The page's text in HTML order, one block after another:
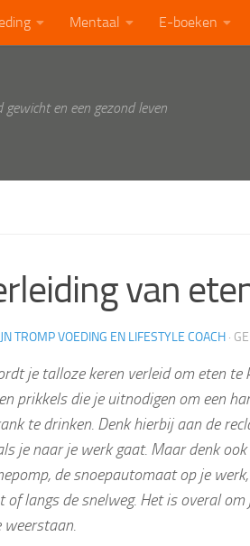
Mentaal E-boeken
gewicht en een gezond leven
van
TROMP VOEDING EN LIFESTYLE COACH ·
je talloze keren verleid om eten te
prikkels die je uitnodigen om een
te drinken. Denk hierbij aan de
je naar je werk gaat. Maar denk
de snoepautomaat op je
langs de snelweg. Het is overal
weerstaan.